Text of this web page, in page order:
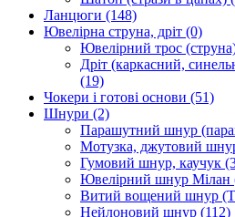
Ланцюги (148)
Ювелірна струна, дріт (0)
Ювелірний трос
Дріт (каркасний,
(19)
Чокери і готові основи (51)
Шнури (2)
Парашутний шнур
Мотузка, джутовий
Гумовий шнур, каучук
Ювелірний шнур Мілан
Витий вощений шнур
Нейлоновий шнур (112)